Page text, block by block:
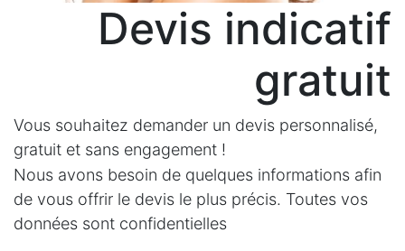
Devis indicatif
gratuit
Vous souhaitez demander un devis personnalisé,
gratuit et sans engagement !
Nous avons besoin de quelques informations afin
de vous offrir le devis le plus précis. Toutes vos
données sont confidentielles